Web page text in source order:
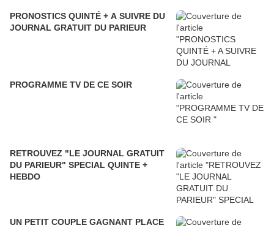
PRONOSTICS QUINTÉ + A SUIVRE DU
JOURNAL GRATUIT DU PARIEUR
PROGRAMME TV DE CE SOIR
RETROUVEZ "LE JOURNAL GRATUIT
DU PARIEUR" SPECIAL QUINTE +
HEBDO
UN PETIT COUPLE GAGNANT PLACE